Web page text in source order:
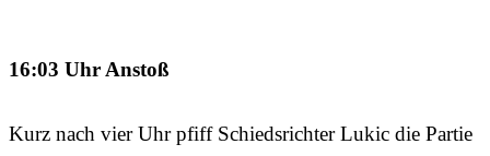
16:03 Uhr Anstoß
Kurz nach vier Uhr pfiff Schiedsrichter Lukic die Partie